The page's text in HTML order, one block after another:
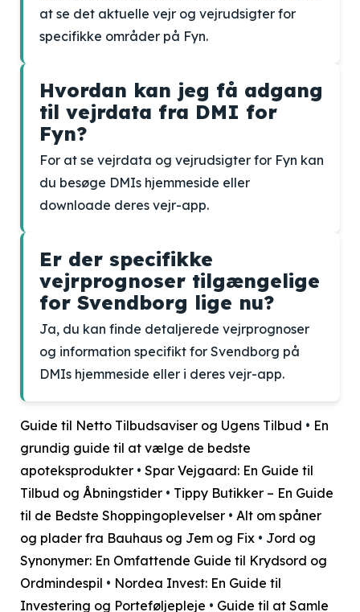
at se det aktuelle vejr og vejrudsigter for
specifikke områder på Fyn.
Hvordan kan jeg få adgang
til vejrdata fra DMI for
Fyn?
For at se vejrdata og vejrudsigter for Fyn kan
du besøge DMIs hjemmeside eller
downloade deres vejr-app.
Er der specifikke
vejrprognoser tilgængelige
for Svendborg lige nu?
Ja, du kan finde detaljerede vejrprognoser
og information specifikt for Svendborg på
DMIs hjemmeside eller i deres vejr-app.
Guide til Netto Tilbudsaviser og Ugens Tilbud • En
grundig guide til at vælge de bedste
apoteksprodukter • Spar Vejgaard: En Guide til
Tilbud og Åbningstider • Tippy Butikker – En Guide
til de Bedste Shoppingoplevelser • Alt om spåner
og plader fra Bauhaus og Jem og Fix • Jord og
Synonymer: En Omfattende Guide til Krydsord og
Ordmindespil • Nordea Invest: En Guide til
Investering og Porteføljepleje • Guide til at Samle